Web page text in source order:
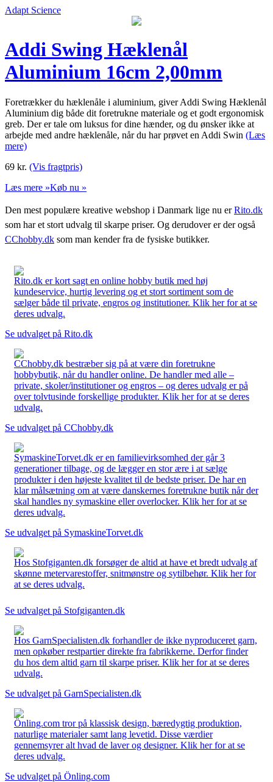
Adapt Science
Addi Swing Hæklenål
Aluminium 16cm 2,00mm
Foretrækker du hæklenåle i aluminium, giver Addi Swing Hæklenål
Aluminium dig både dit foretrukne materiale og et godt ergonomisk
greb. Der er tale om luksus for dine hænder, og du ønsker ikke at
arbejde med andre hæklenåle, når du har prøvet en Addi Swin (Læs
mere)
69 kr. (Vis fragtpris)
Læs mere »Køb nu »
Den mest populære kreative webshop i Danmark lige nu erRito.dk
som har et stort udvalg til skarpe priser. Og derudover er der også
CChobby.dk som man kender fra de fysiske butikker.
Rito.dk er kort sagt en online hobby butik med høj
kundeservice, hurtig levering og et stort sortiment som de
sælger både til private, engros og institutioner. Klik her for at se
deres udvalg.
Se udvalget på Rito.dk
CChobby.dk bestræber sig på at være din foretrukne
hobbybutik, når du handler online. De handler med alle –
private, skoler/institutioner og engros – og deres udvalg er på
over tolvtusinde forskellige produkter. Klik her for at se deres
udvalg.
Se udvalget på CChobby.dk
SymaskineTorvet.dk er en familievirksomhed der går 3
generationer tilbage, og de lægger en stor ære i at sælge
produkter i den højeste kvalitet til de bedste priser. De har en
klar målsætning om at være danskernes foretrukne butik når der
skal handles ny symaskine eller overlocker. Klik her for at se
deres udvalg.
Se udvalget på SymaskineTorvet.dk
Hos Stofgiganten.dk forsøger de altid at have et bredt udvalg af
skønne metervarestoffer, snitmønstre og sytilbehør. Klik her for
at se deres udvalg.
Se udvalget på Stofgiganten.dk
Hos GarnSpecialisten.dk forhandler de ikke nyproduceret garn,
men opkøber restpartier direkte fra fabrikkerne. Derfor finder
du hos dem altid garn til skarpe priser. Klik her for at se deres
udvalg.
Se udvalget på GarnSpecialisten.dk
Önling.com tror på klassisk design, bæredygtig produktion,
naturlige materialer samt lang levetid. Disse værdier
gennemsyrer alt hvad de laver og designer. Klik her for at se
deres udvalg.
Se udvalget på Önling.com